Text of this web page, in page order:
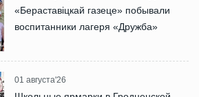
«Бераставіцкай газеце» побывали
воспитанники лагеря «Дружба»
01 августа'26